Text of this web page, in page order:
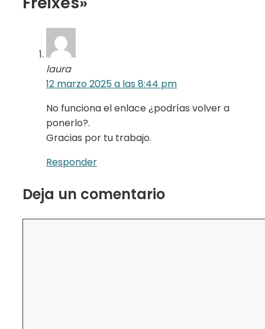
laura
12 marzo 2025 a las 8:44 pm
No funciona el enlace ¿podrías volver a
ponerlo?.
Gracias por tu trabajo.
Responder
Deja un comentario